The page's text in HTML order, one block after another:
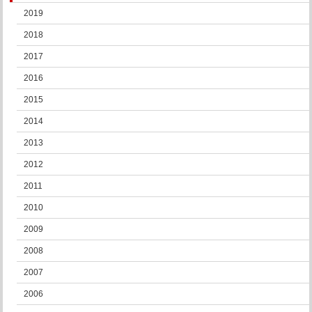
2019
2018
2017
2016
2015
2014
2013
2012
2011
2010
2009
2008
2007
2006